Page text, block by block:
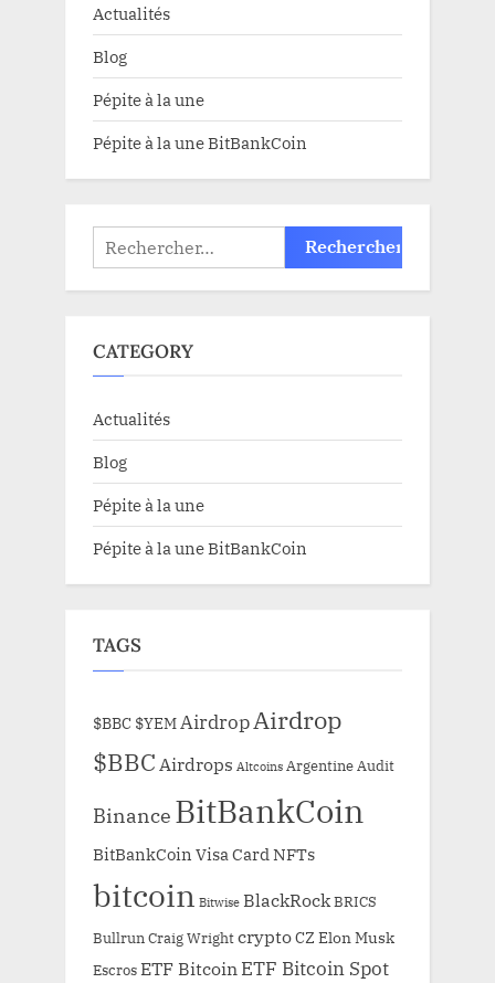
Actualités
Blog
Pépite à la une
Pépite à la une BitBankCoin
Rechercher :
CATEGORY
Actualités
Blog
Pépite à la une
Pépite à la une BitBankCoin
TAGS
$BBC $YEMAirdropAirdrop
$BBCAirdrops Altcoins Argentine Audit
Binance BitBankCoin
BitBankCoin Visa Card NFTs
bitcoin Bitwise BlackRockBRICS
Bullrun Craig WrightcryptoCZ Elon Musk
EscrosETF Bitcoin ETF Bitcoin Spot